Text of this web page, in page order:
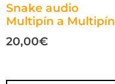
Snake audio
Multipín a Multipín
20,00€